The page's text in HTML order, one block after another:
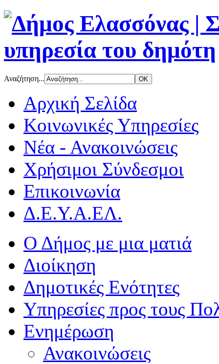
Αναζήτηση...
Αρχική Σελίδα
Κοινωνικές Υπηρεσίες
Νέα - Ανακοινώσεις
Χρήσιμοι Σύνδεσμοι
Επικοινωνία
Δ.Ε.Υ.Α.ΕΛ.
Ο Δήμος με μια ματιά
Διοίκηση
Δημοτικές Ενότητες
Υπηρεσίες προς τους
Ενημέρωση
Ανακοινώσεις